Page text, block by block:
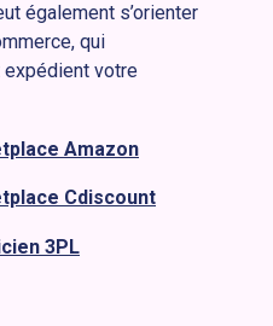
également s’orienter
qui
votre
Amazon
Cdiscount
3PL